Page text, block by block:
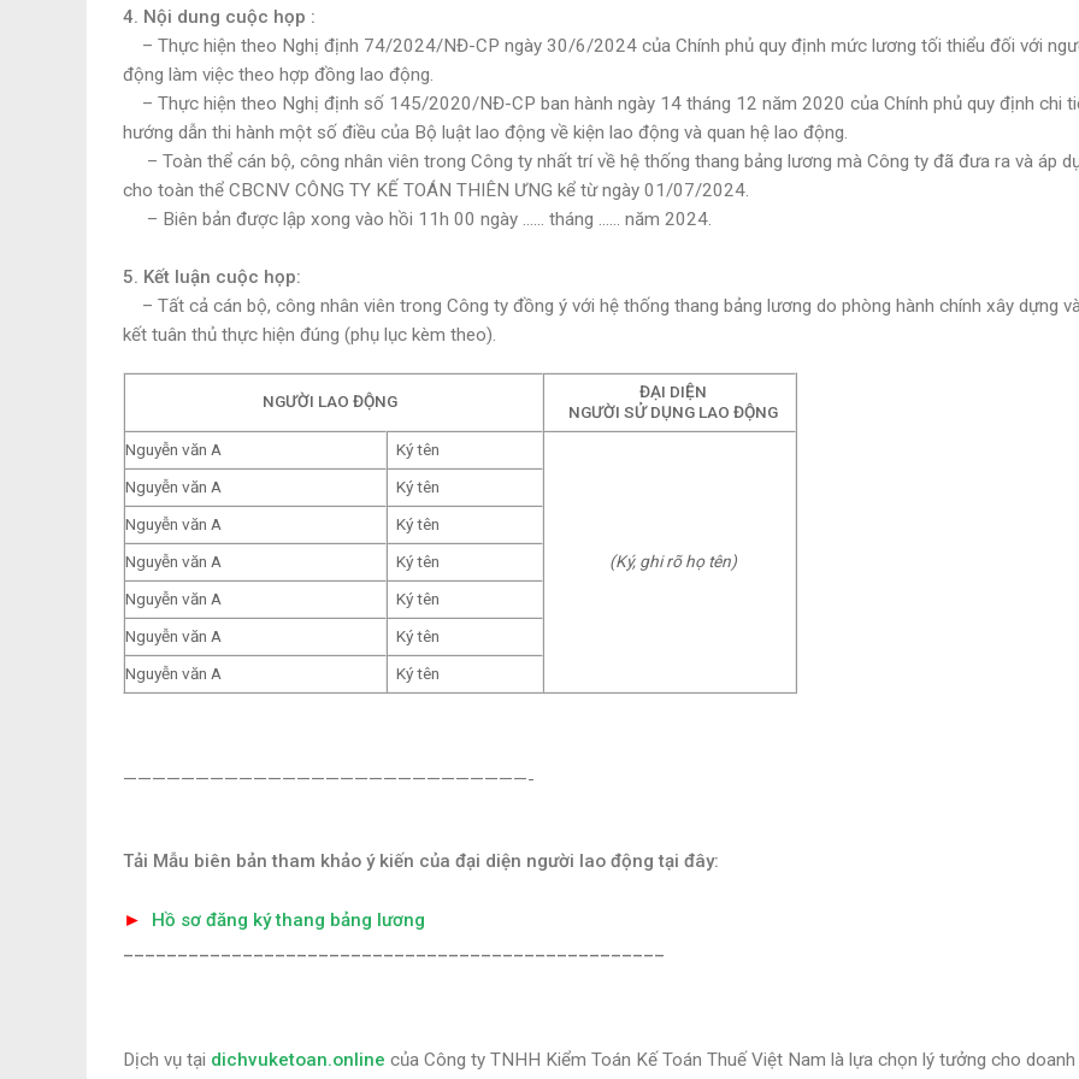
4. Nội dung cuộc họp :
– Thực hiện theo Nghị định 74/2024/NĐ-CP ngày 30/6/2024 của Chính phủ quy định mức lương tối thiểu đối với
động làm việc theo hợp đồng lao động.
– Thực hiện theo Nghị định số 145/2020/NĐ-CP ban hành ngày 14 tháng 12 năm 2020 của Chính phủ quy định chi
hướng dẫn thi hành một số điều của Bộ luật lao động về kiện lao động và quan hệ lao động.
– Toàn thể cán bộ, công nhân viên trong Công ty nhất trí về hệ thống thang bảng lương mà Công ty đã đưa ra và áp
cho toàn thể CBCNV CÔNG TY KẾ TOÁN THIÊN ƯNG kể từ ngày 01/07/2024.
– Biên bản được lập xong vào hồi 11h 00 ngày …… tháng …… năm 2024.
5. Kết luận cuộc họp:
– Tất cả cán bộ, công nhân viên trong Công ty đồng ý với hệ thống thang bảng lương do phòng hành chính xây dựng
kết tuân thủ thực hiện đúng (phụ lục kèm theo).
NGƯỜI LAO ĐỘNG
ĐẠI DIỆN
NGƯỜI SỬ DỤNG LAO ĐỘNG
Nguyễn văn A
Ký tên
(Ký, ghi rõ họ tên)
Nguyễn văn A
Ký tên
Nguyễn văn A
Ký tên
Nguyễn văn A
Ký tên
Nguyễn văn A
Ký tên
Nguyễn văn A
Ký tên
Nguyễn văn A
Ký tên
————————————————————————————-
Tải Mẫu biên bản tham khảo ý kiến của đại diện người lao động tại đây:
►
Hồ sơ đăng ký thang bảng lương
Dịch vụ tại dichvuketoan.online của Công ty TNHH Kiểm Toán Kế Toán Thuế Việt Nam là lựa chọn lý tưởng cho doanh